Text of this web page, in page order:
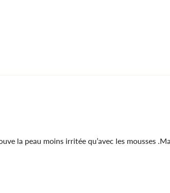
la peau moins irritée qu’avec les mousses